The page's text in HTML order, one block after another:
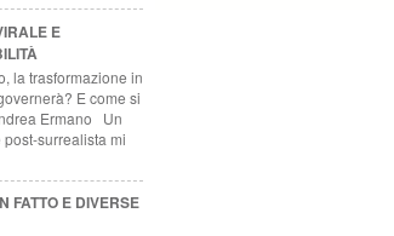
E
la trasformazione in
E come si
Ermano Un
surrealista mi
FATTO E DIVERSE